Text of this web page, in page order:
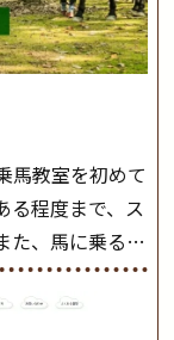
馬教室を初めて
る程度まで、ス
た、馬に乗るだ
装着する） も
にも慣れてい